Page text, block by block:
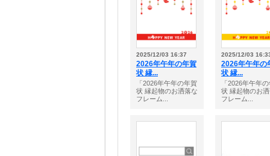
2025/12/03 16:37
2026年午年の年賀
状 縁...
「2026年午年の年賀
状 縁起物のお洒落な
フレーム...
2025/12/03
2026年午年の
状 縁...
「2026年午年
状 縁起物のお
フレーム...